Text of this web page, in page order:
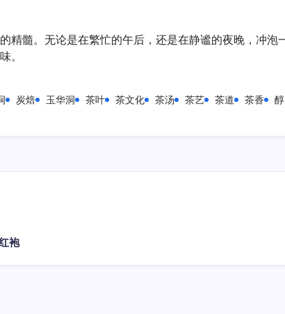
精髓。无论是在繁忙的午后，还是在静谧的夜晚，冲泡
。
炭焙 玉华洞 茶叶 茶文化 茶汤 茶艺 茶道 茶香
袍